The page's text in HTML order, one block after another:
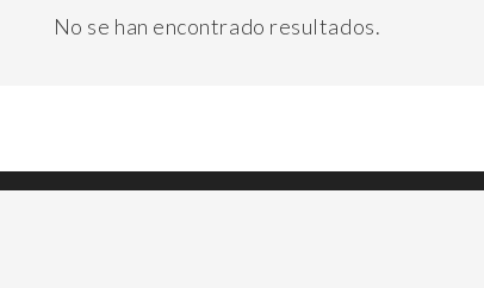
No se han encontrado resultados.